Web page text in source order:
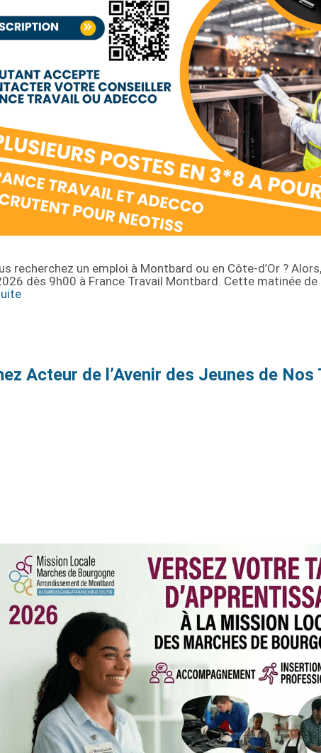
recherchez un emploi à Montbard ou en Côte-d’Or ?
dès 9h00 à France Travail Montbard. Cette matinée
Acteur de l’Avenir des Jeunes de